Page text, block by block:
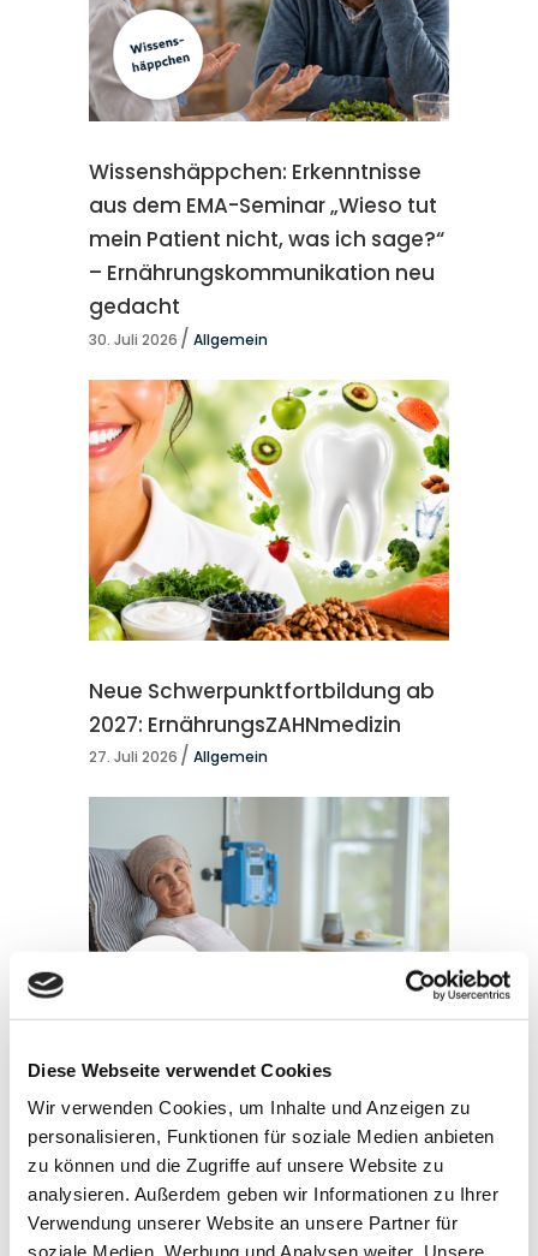
Diese Webseite verwendet Cookies
Wir verwenden Cookies, um Inhalte und Anzeigen zu
personalisieren, Funktionen für soziale Medien anbieten
zu können und die Zugriffe auf unsere Website zu
analysieren. Außerdem geben wir Informationen zu Ihrer
Verwendung unserer Website an unsere Partner für
soziale Medien, Werbung und Analysen weiter. Unsere
Wissenshäppchen: Erkenntnisse
aus dem EMA-Seminar „Wieso tut
mein Patient nicht, was ich sage?“
– Ernährungskommunikation neu
gedacht
30. Juli 2026 Allgemein
Neue Schwerpunktfortbildung ab
2027: ErnährungsZAHNmedizin
27. Juli 2026 Allgemein
Wissenshäppchen: Erkenntnisse
aus dem EMA-Seminar „Neue S3-
Leitlinie Klinische Ernährung in der
Onkologie“
20. Juli 2026 Allgemein